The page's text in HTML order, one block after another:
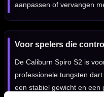
aanpassen of vervangen
Voor spelers die
De Caliburn Spiro S2 is
professionele tungsten
een stabiel gewicht en een